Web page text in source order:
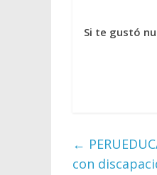
Si te gustó
←
con